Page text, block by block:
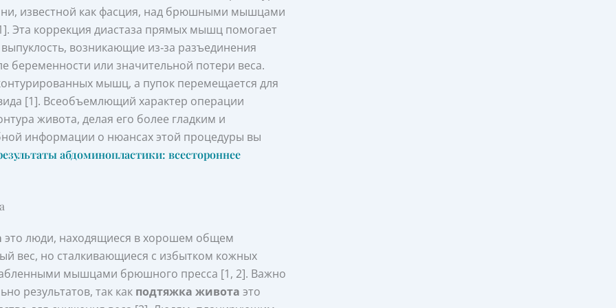
известной как фасция, над брюшными мышцами
Эта коррекция диастаза прямых мышц помогает
возникающие из‑за разъединения
или значительной потери веса.
мышц, а пупок перемещается для
[1]. Всеобъемлющий характер операции
живота, делая его более гладким и
информации о нюансах этой процедуры вы
абдоминопластики: всестороннее
это люди, находящиеся в хорошем общем
вес, но сталкивающиеся с избытком кожных
мышцами брюшного пресса [1, 2]. Важно
результатов, так как подтяжка живота это